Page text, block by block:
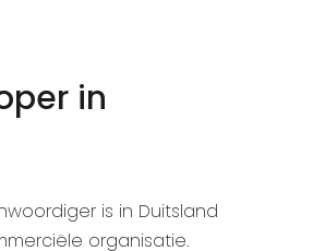
in
is in Duitsland
organisatie.